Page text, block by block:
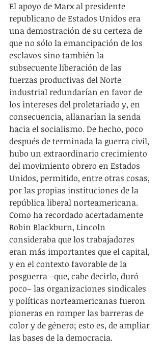
El apoyo de Marx al presidente
republicano de Estados Unidos era
una demostración de su certeza de
que no sólo la emancipación de los
esclavos sino también la
subsecuente liberación de las
fuerzas productivas del Norte
industrial redundarían en favor de
los intereses del proletariado y, en
consecuencia, allanarían la senda
hacia el socialismo. De hecho, poco
después de terminada la guerra civil,
hubo un extraordinario crecimiento
del movimiento obrero en Estados
Unidos, permitido, entre otras cosas,
por las propias instituciones de la
república liberal norteamericana.
Como ha recordado acertadamente
Robin Blackburn, Lincoln
consideraba que los trabajadores
eran más importantes que el capital,
y en el contexto favorable de la
posguerra –que, cabe decirlo, duró
poco– las organizaciones sindicales
y políticas norteamericanas fueron
pioneras en romper las barreras de
color y de género; esto es, de ampliar
las bases de la democracia.